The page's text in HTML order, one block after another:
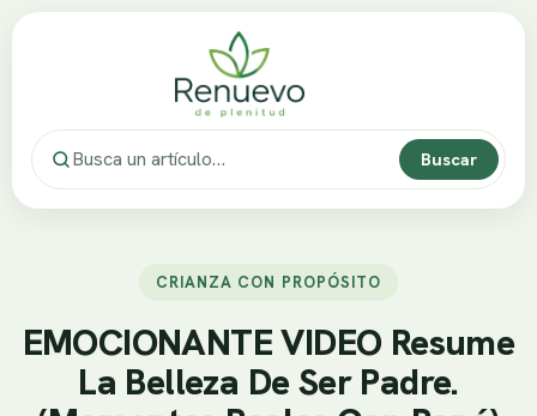
Buscar
CRIANZA CON PROPÓSITO
EMOCIONANTE VIDEO Resume
La Belleza De Ser Padre.